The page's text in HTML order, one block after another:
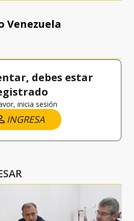
Venezuela
debes estar
inicia sesión
INGRESA